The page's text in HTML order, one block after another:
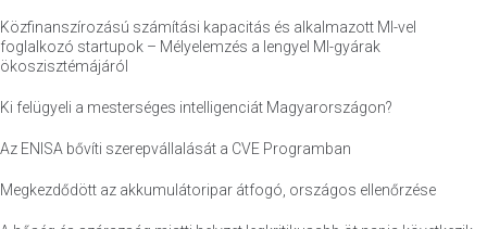
Közfinanszírozású számítási kapacitás és alkalmazott MI-vel
foglalkozó startupok – Mélyelemzés a lengyel MI-gyárak
ökoszisztémájáról
Ki felügyeli a mesterséges intelligenciát Magyarországon?
Az ENISA bővíti szerepvállalását a CVE Programban
Megkezdődött az akkumulátoripar átfogó, országos ellenőrzése